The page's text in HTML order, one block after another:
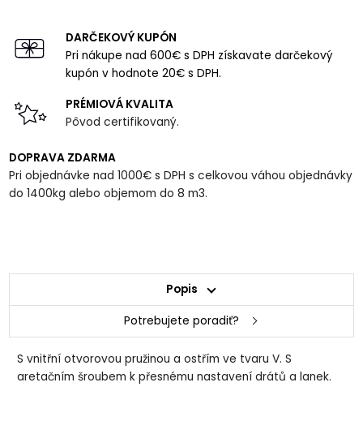
DARČEKOVÝ KUPÓN
Pri nákupe nad 600€ s DPH získavate darčekový
kupón v hodnote 20€ s DPH.
PRÉMIOVÁ KVALITA
Pôvod certifikovaný.
DOPRAVA ZDARMA
Pri objednávke nad 1000€ s DPH s celkovou váhou objednávky
do 1400kg alebo objemom do 8 m3.
Popis
Potrebujete poradiť?
S vnitřní otvorovou pružinou a ostřím ve tvaru V. S
aretačním šroubem k přesnému nastavení drátů a lanek.